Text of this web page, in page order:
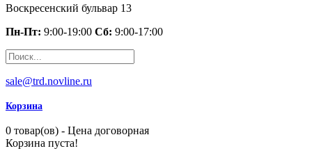
Воскресенский бульвар 13
Пн-Пт: 9:00-19:00 Сб: 9:00-17:00
sale@trd.novline.ru
Корзина
0 товар(ов) - Цена договорная
Корзина пуста!